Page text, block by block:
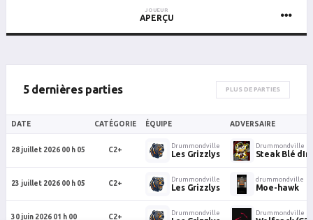
JOUEUR
APERÇU
5 dernières parties PLUS DE PARTIES
DATE CATÉGORIE ÉQUIPE ADVERSAIRE
28 juillet 2026 00 h 05 C2+
Drummondville
Les Grizzlys
Drummondville
Steak Blé
23 juillet 2026 00 h 05 C2+
Drummondville
Les Grizzlys
drummondville
Moe-hawk
30 juin 2026 01 h 00 C2+
Drummondville Drummondville